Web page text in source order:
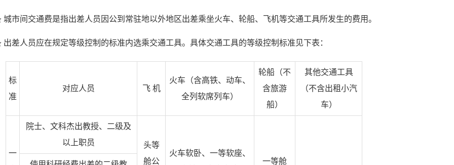
城市间交通费是指出差人员因公到常驻地以外地区出差乘坐火车、轮船、飞机等交通工具所发生的费用。
出差人员应在规定等级控制的标准内选乘交通工具。具体交通工具的等级控制标准见下表：
标
准
对应人员 飞 机
火车（含高铁、动车、
全列软席列车）
轮船（不
含旅游
船）
其他交通工具
（不含出租小汽
车）
一
院士、文科杰出教授、二级及
以上职员
头等
舱公
火车软卧、一等软座、
一等舱